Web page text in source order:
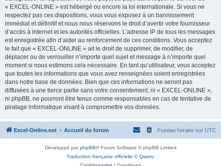
« EXCEL-ONLINE » est hébergé ou encore la loi internationale. Si vous ne
respectez pas ces dispositions, vous vous exposez à un bannissement
immédiat et définitif et nous nous réservons le droit d’avertir votre fournisseur
d’accès à internet et les autorités officielles. L’adresse IP de tous les messages
est enregistrée afin d’aider au renforcement de ces conditions. Vous acceptez
le fait que « EXCEL-ONLINE » ait le droit de supprimer, de modifier, de
déplacer ou de verrouiller n’importe quel sujet et message à n’importe quel
moment si nous estimons cela nécessaire. En tant qu’utilisateur, vous acceptez
que toutes les informations que vous avez renseignées soient enregistrées
dans notre base de données. Bien que ces informations ne seront pas
diffusées à une tierce partie sans votre consentement, ni « EXCEL-ONLINE »,
ni phpBB, ne pourront être tenus comme responsables en cas de tentative de
piratage informatique visant à compromettre vos données.
Excel-Online.net Accueil du forum Fuseau horaire sur UTC
Développé parphpBB® Forum Software © phpBB Limited
Traduction française officielle ©Qiaeru